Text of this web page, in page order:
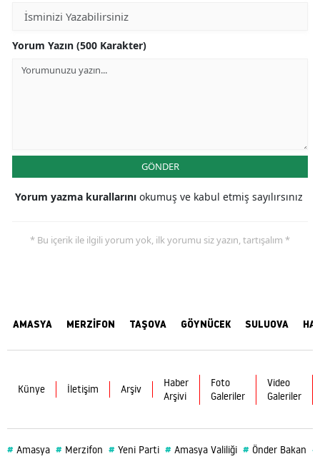
Yorum Yazın (500 Karakter)
GÖNDER
Yorum yazma kurallarını okumuş ve kabul etmiş sayılırsınız
* Bu içerik ile ilgili yorum yok, ilk yorumu siz yazın, tartışalım *
AMASYA MERZİFON TAŞOVA GÖYNÜCEK SULUOVA
Künye İletişim Arşiv
Haber
Arşivi
Foto
Galeriler
Video
Galeriler
# Amasya # Merzifon # Yeni Parti # Amasya Valiliği # Önder Bakan #